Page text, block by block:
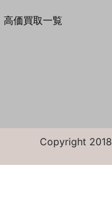
高価買取一覧
Copyright 2018